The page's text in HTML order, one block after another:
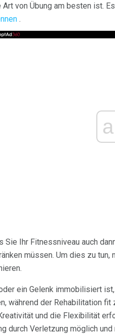
von Übung am besten ist.
.
Ihr Fitnessniveau auch
müssen. Um dies zu
ein Gelenk immobilisiert
während der Rehabilitation
und die Flexibilität
durch Verletzung möglich